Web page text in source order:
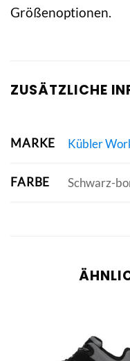
Größenoptionen.
ZUSÄTZLICHE
MARKE Kübler
FARBE Schwarz-